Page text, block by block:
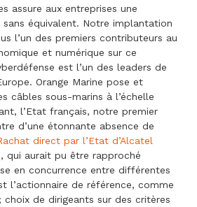
assure aux entreprises une
équivalent. Notre implantation
l’un des premiers contributeurs au
et numérique sur ce
est l’un des leaders de
Orange Marine pose et
câbles sous-marins à l’échelle
l’Etat français, notre premier
d’une étonnante absence de
direct par l’Etat d’Alcatel
, qui aurait pu être rapproché
en concurrence entre différentes
l’actionnaire de référence, comme
choix de dirigeants sur des critères